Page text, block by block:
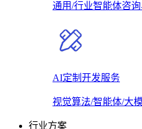
通用/行业智能体咨询
AI定制开发服务
视觉算法/智能体/大
行业方案